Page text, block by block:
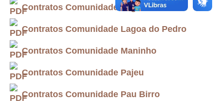
Contratos Comunidade Lagoa do Gado
Contratos Comunidade Lagoa do Pedro
Contratos Comunidade Maninho
Contratos Comunidade Pajeu
Contratos Comunidade Pau Birro